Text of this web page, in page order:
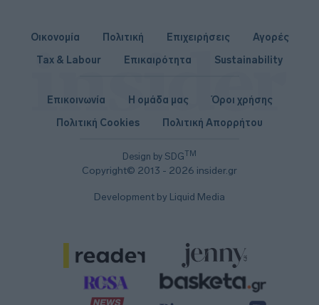
Οικονομία Πολιτική Επιχειρήσεις
Αγορές
Tax & Labour
Επικαιρότητα Sustainability
Design by SDGTM
Copyright© 2013 - 2026 insider.gr
Επικοινωνία Η ομάδα μας
Όροι χρήσης
Πολιτική Cookies
Πολιτική Απορρήτου
Development by Liquid Media